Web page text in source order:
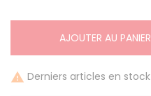
AJOUTER AU PANIER
 Derniers articles en stock